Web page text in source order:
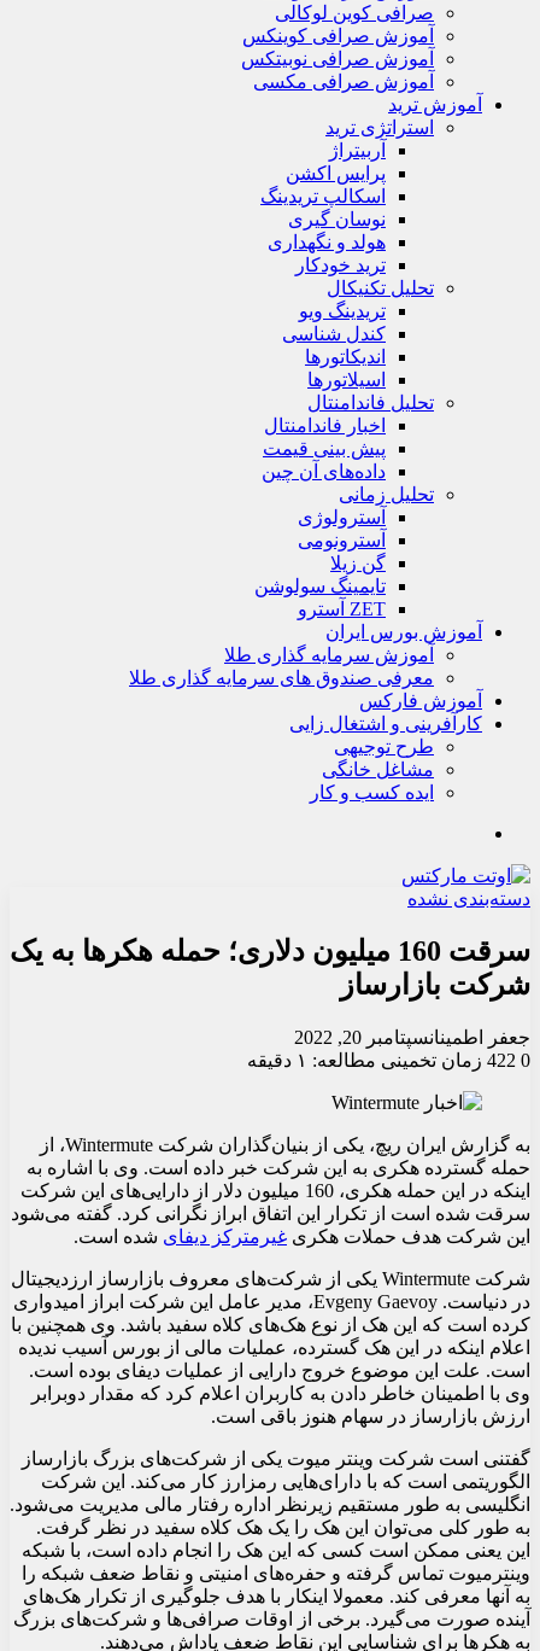
صرافی کوین لوکالی
آموزش صرافی کوینکس
آموزش صرافی نوبیتکس
آموزش صرافی مکسی
آموزش ترید
استراتژی‌ ترید
آربیتراژ
پرایس اکشن
اسکالپ تریدینگ
نوسان گیری
هولد و نگهداری
ترید خودکار
تحلیل تکنیکال
تریدینگ ویو
کندل شناسی
اندیکاتورها
اسیلاتورها
تحلیل فاندامنتال
اخبار فاندامنتال
پیش بینی قیمت
داده‌های آن چین
تحلیل زمانی
آسترولوژی
آسترونومی
گن زیلا
تايمينگ سولوشن
ZET آسترو
آموزش بورس ایران
آموزش سرمایه گذاری طلا
معرفی صندوق های سرمایه گذاری طلا
آموزش فارکس
کارآفرینی و اشتغال زایی
طرح توجیهی
مشاغل خانگی
ایده کسب و کار
دسته‌بندی نشده
سرقت 160 میلیون دلاری؛ حمله هکرها به یک
شرکت بازارساز
جعفر اطمینانسپتامبر 20, 2022
0
زمان تخمینی مطالعه: ۱ دقیقه
به گزارش ایران ریچ، یکی از بنیان‌گذاران شرکت Wintermute، از
حمله گسترده هکری به این شرکت خبر داده است. وی با اشاره به
اینکه در این حمله هکری، 160 میلیون دلار از دارایی‌های این شرکت
سرقت شده است از تکرار این اتفاق ابراز نگرانی کرد. گفته می‌شود
این شرکت هدف حملات هکری غیرمترکز دیفای شده است.
شرکت Wintermute یکی از شرکت‌های معروف بازارساز ارزدیجیتال
در دنیاست. Evgeny Gaevoy، مدیر عامل این شرکت ابراز امیدواری
کرده است که این هک از نوع هک‌های کلاه سفید باشد. وی همچنین با
اعلام اینکه در این هک گسترده، عملیات مالی از بورس آسیب ندیده
است. علت این موضوع خروج دارایی از عملیات دیفای بوده است.
وی با اطمینان خاطر دادن به کاربران اعلام کرد که مقدار دوبرابر
ارزش بازارساز در سهام هنوز باقی است.
گفتنی است شرکت وینتر میوت یکی از شرکت‌های بزرگ بازارساز
الگوریتمی است که با دارای‌هایی رمزارز کار می‌کند. این شرکت
انگلیسی به طور مستقیم زیرنظر اداره رفتار مالی مدیریت می‌شود.
به طور کلی می‌توان این هک را یک هک کلاه سفید در نظر گرفت.
این یعنی ممکن است کسی که این هک را انجام داده است، با شبکه
وینترمیوت تماس گرفته و حفره‌های امنیتی و نقاط ضعف شبکه را
به آنها معرفی کند. معمولا اینکار با هدف جلوگیری از تکرار هک‌های
آینده صورت می‌گیرد. برخی از اوقات صرافی‌ها و شرکت‌های بزرگ
به هکرها برای شناسایی این نقاط ضعف پاداش می‌دهند.